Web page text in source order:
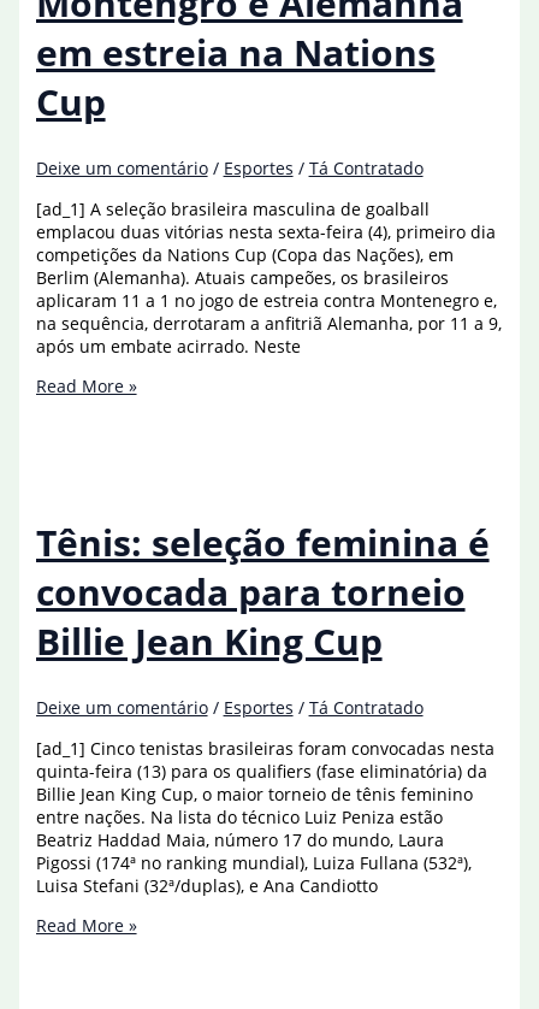
Qualifiers
em estreia na Nations
Cup
Deixe um comentário / Esportes / Tá Contratado
[ad_1] A seleção brasileira masculina de goalball
emplacou duas vitórias nesta sexta-feira (4), primeiro dia
competições da Nations Cup (Copa das Nações), em
Berlim (Alemanha). Atuais campeões, os brasileiros
aplicaram 11 a 1 no jogo de estreia contra Montenegro e,
na sequência, derrotaram a anfitriã Alemanha, por 11 a 9,
após um embate acirrado. Neste
Goalball:
estreia
na
Nations
Cup
Read More »
Tênis: seleção feminina é
convocada para torneio
Billie Jean King Cup
Deixe um comentário / Esportes / Tá Contratado
[ad_1] Cinco tenistas brasileiras foram convocadas nesta
quinta-feira (13) para os qualifiers (fase eliminatória) da
Billie Jean King Cup, o maior torneio de tênis feminino
entre nações. Na lista do técnico Luiz Peniza estão
Beatriz Haddad Maia, número 17 do mundo, Laura
Pigossi (174ª no ranking mundial), Luiza Fullana (532ª),
Luisa Stefani (32ª/duplas), e Ana Candiotto
Tênis:
Read More »